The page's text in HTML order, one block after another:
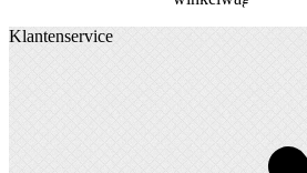
Klantenservice